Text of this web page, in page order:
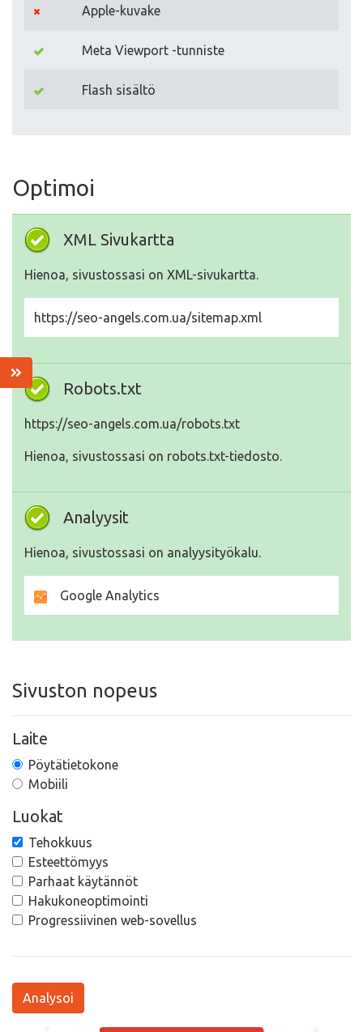
Apple-kuvake
Meta Viewport -tunniste
Flash sisältö
Optimoi
XML Sivukartta
Hienoa, sivustossasi on XML-sivukartta.
https://seo-angels.com.ua/sitemap.xml
Robots.txt
https://seo-angels.com.ua/robots.txt
Hienoa, sivustossasi on robots.txt-tiedosto.
Analyysit
Hienoa, sivustossasi on analyysityökalu.
Google Analytics
Sivuston nopeus
Laite
Pöytätietokone
Mobiili
Luokat
Tehokkuus
Esteettömyys
Parhaat käytännöt
Hakukoneoptimointi
Progressiivinen web-sovellus
Analysoi